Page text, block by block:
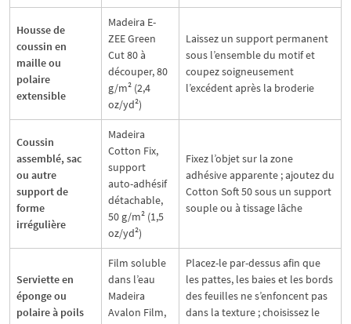
Housse de
coussin en
maille ou
polaire
extensible
Madeira E-
ZEE Green
Cut 80 à
découper, 80
g/m² (2,4
oz/yd²)
Laissez un support permanent
sous l’ensemble du motif et
coupez soigneusement
l’excédent après la broderie
Coussin
assemblé, sac
ou autre
support de
forme
irrégulière
Madeira
Cotton Fix,
support
auto-adhésif
détachable,
50 g/m² (1,5
oz/yd²)
Fixez l’objet sur la zone
adhésive apparente ; ajoutez du
Cotton Soft 50 sous un support
souple ou à tissage lâche
Serviette en
éponge ou
polaire à poils
Film soluble
dans l’eau
Madeira
Avalon Film,
Placez-le par-dessus afin que
les pattes, les baies et les bords
des feuilles ne s’enfoncent pas
dans la texture ; choisissez le